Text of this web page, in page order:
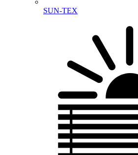
SUN-TEX